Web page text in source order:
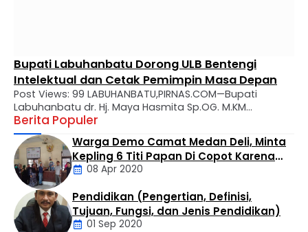
Bupati Labuhanbatu Dorong ULB Bentengi
Intelektual dan Cetak Pemimpin Masa Depan
Post Views: 99 LABUHANBATU,PIRNAS.COM—Bupati
Labuhanbatu dr. Hj. Maya Hasmita Sp.OG. M.KM
menyampaikan apresiasi mendalam atas perjalanan
panjang Universitas Labuhanbatu (ULB) yang kini genap
berusia 28 tahun. Dalam usianya yang makin matang,
ULB diharapkan tidak hanya menjadi tempat transfer
ilmu, melainkan kawah candradimuka dalam
melahirkan generasi muda yang inovatif, kritis, dan
berkarakter. Apresiasi tersebut disampaikan Bupati …
Berita Populer
Daerah
Warga Demo Camat Medan Deli, Minta
Kepling 6 Titi Papan Di Copot Karena
Tak Perduli Sama Warganya
08 Apr 2020
Pendidikan (Pengertian, Definisi,
Tujuan, Fungsi, dan Jenis Pendidikan)
01 Sep 2020